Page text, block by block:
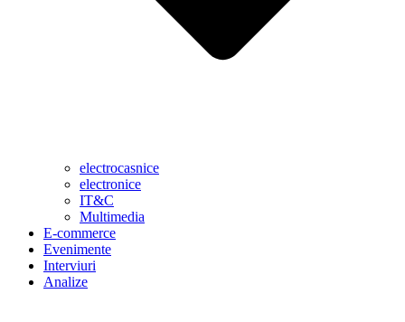
electrocasnice
electronice
IT&C
Multimedia
E-commerce
Evenimente
Interviuri
Analize